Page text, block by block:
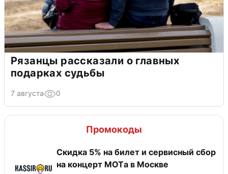
Рязанцы рассказали о главных
подарках судьбы
7 августа 0
Промокоды
Скидка 5% на билет и сервисный сбор
на концерт MOTа в Москве